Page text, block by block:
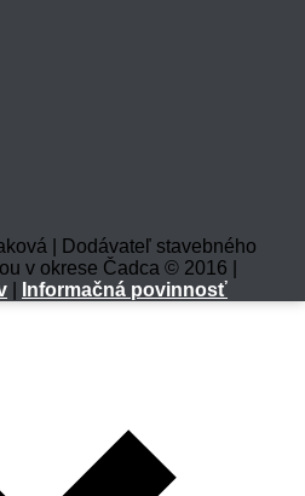
| Dodávateľ stavebného
v okrese Čadca © 2016 |
Informačná povinnosť